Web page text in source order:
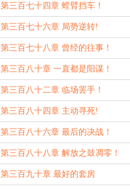
第三百七十四章 螳臂挡车！
第三百七十六章 局势逆转!
第三百七十八章 曾经的往事！
第三百八十章 一直都是阳谋！
第三百八十二章 临场罢手！
第三百八十四章 主动寻死!
第三百八十六章 最后的决战！
第三百八十八章 解放之鼓凋零！
第三百九十章 最好的套房